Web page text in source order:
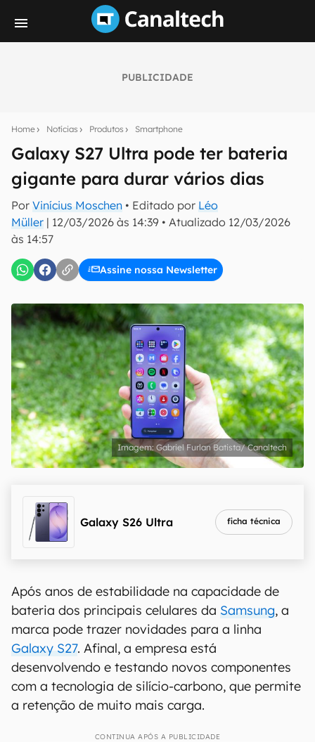
PUBLICIDADE
Home Notícias Produtos Smartphone
Galaxy S27 Ultra pode ter bateria
gigante para durar vários dias
Por Vinícius Moschen • Editado por Léo
Müller | 12/03/2026 às 14:39 • Atualizado 12/03/2026
às 14:57
Assine nossa Newsletter
notícias e reviews sobre tecnologia em primeira
mão.
E-mail
Confirmo que li, aceito e concordo com os
Gabriel Furlan Batista/ Canaltech
Galaxy S26 Ultra ficha técnica
Após anos de estabilidade na capacidade de
bateria dos principais celulares da Samsung, a
marca pode trazer novidades para a linha
Galaxy S27. Afinal, a empresa está
desenvolvendo e testando novos componentes
com a tecnologia de silício-carbono, que permite
a retenção de muito mais carga.
CONTINUA APÓS A PUBLICIDADE